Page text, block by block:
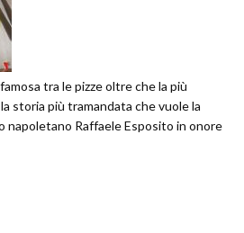
tra le pizze oltre che la più
storia più tramandata che vuole la
napoletano Raffaele Esposito in onore